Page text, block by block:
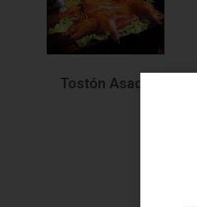
Tostón Asado